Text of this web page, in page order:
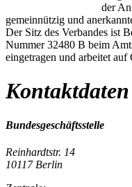
der
gemeinnützig und
Der Sitz des Verbandes ist
Nummer 32480 B beim
eingetragen und arbeitet auf
Kontaktdaten
Bundesgeschäftsstelle
Reinhardtstr. 14
10117 Berlin